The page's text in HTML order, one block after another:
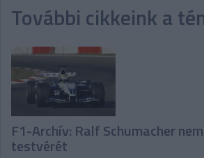
További cikkeink a
F1-Archív: Ralf Schumacher
testvérét